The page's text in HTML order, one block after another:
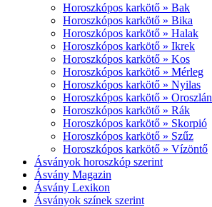
Horoszkópos karkötő » Bak
Horoszkópos karkötő » Bika
Horoszkópos karkötő » Halak
Horoszkópos karkötő » Ikrek
Horoszkópos karkötő » Kos
Horoszkópos karkötő » Mérleg
Horoszkópos karkötő » Nyilas
Horoszkópos karkötő » Oroszlán
Horoszkópos karkötő » Rák
Horoszkópos karkötő » Skorpió
Horoszkópos karkötő » Szűz
Horoszkópos karkötő » Vízöntő
Ásványok horoszkóp szerint
Ásvány Magazin
Ásvány Lexikon
Ásványok színek szerint